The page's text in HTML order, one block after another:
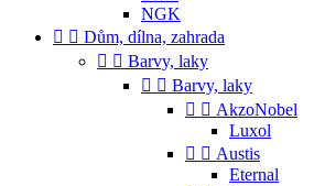
NGK
  Dům, dílna, zahrada
  Barvy, laky
  Barvy, laky
  AkzoNobel
Luxol
  Austis
Eternal